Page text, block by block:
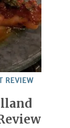
REVIEW